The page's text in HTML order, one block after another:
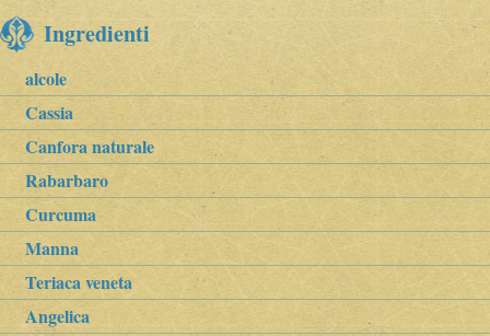
Ingredienti
alcole
Cassia
Canfora naturale
Rabarbaro
Curcuma
Manna
Teriaca veneta
Angelica